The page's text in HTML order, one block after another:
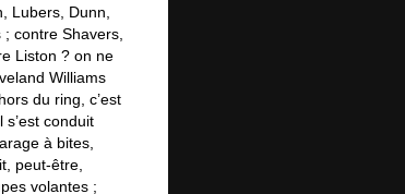
Lubers, Dunn,
contre Shavers,
Liston ? on ne
Williams
du ring, c’est
conduit
à bites,
peut-être,
volantes ;